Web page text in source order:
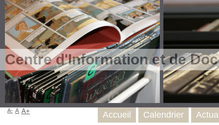
Centre d'Information et de
Accueil Calendrier
A- A A+